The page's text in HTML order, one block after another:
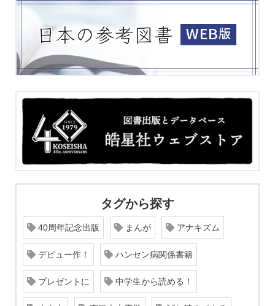
タグから探す
40周年記念出版 まんが アナキズム
デビュー作！ ハンセン病関係書籍
プレゼントに 中学生から読める！